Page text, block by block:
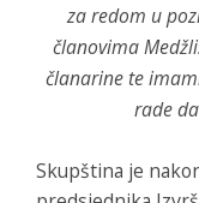
za redom u
članovima
članarine te
rade
Skupština je